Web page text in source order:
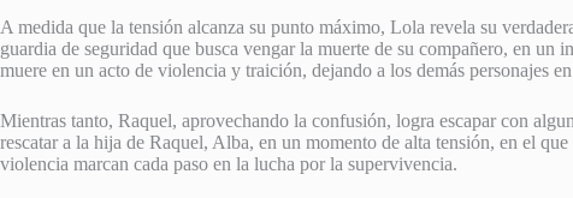
A medida que la tensión alcanza su punto máximo, Lola revela su
guardia de seguridad que busca vengar la muerte de su compañero, en
muere en un acto de violencia y traición, dejando a los demás personajes
Mientras tanto, Raquel, aprovechando la confusión, logra escapar con
rescatar a la hija de Raquel, Alba, en un momento de alta tensión, en el
violencia marcan cada paso en la lucha por la supervivencia.